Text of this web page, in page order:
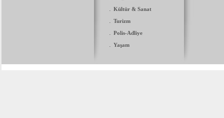
. Kültür & Sanat
. Turizm
. Polis-Adliye
. Yaşam